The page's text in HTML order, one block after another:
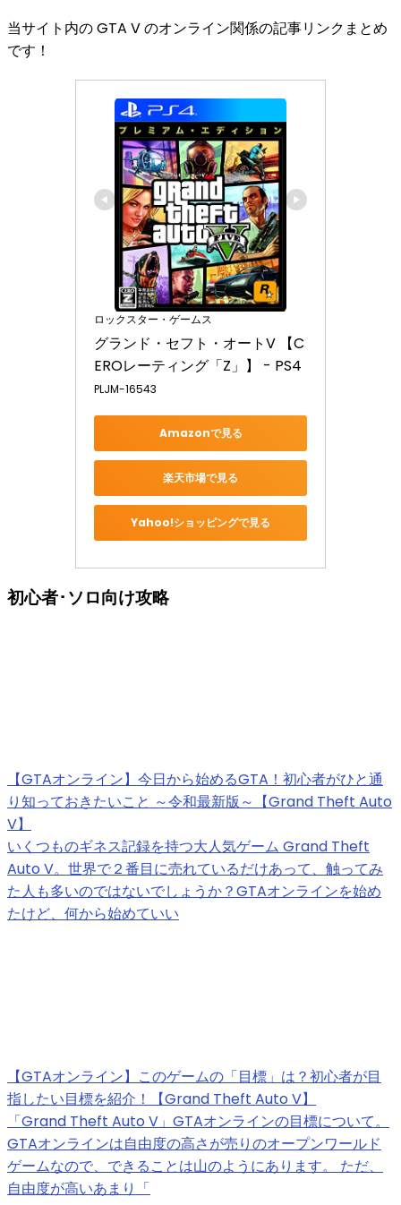
当サイト内の GTA V のオンライン関係の記事リンクまとめ
です！
ロックスター・ゲームス
グランド・セフト・オートV 【C
EROレーティング「Z」】 - PS4
PLJM-16543
Amazonで見る
楽天市場で見る
Yahoo!ショッピングで見る
初心者･ソロ向け攻略
【GTAオンライン】今日から始めるGTA！初心者がひと通
り知っておきたいこと ～令和最新版～【Grand Theft Auto
V】
いくつものギネス記録を持つ大人気ゲーム Grand Theft
Auto V。世界で２番目に売れているだけあって、触ってみ
た人も多いのではないでしょうか？GTAオンラインを始め
たけど、何から始めていい
【GTAオンライン】このゲームの「目標」は？初心者が目
指したい目標を紹介！【Grand Theft Auto V】
「Grand Theft Auto V」GTAオンラインの目標について。
GTAオンラインは自由度の高さが売りのオープンワールド
ゲームなので、できることは山のようにあります。 ただ、
自由度が高いあまり「